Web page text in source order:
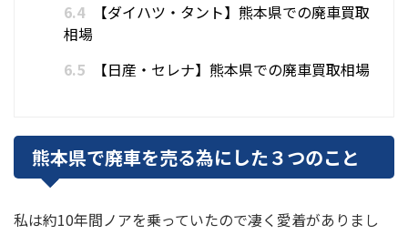
6.4
【ダイハツ・タント】熊本県での廃車買取
相場
6.5
【日産・セレナ】熊本県での廃車買取相場
熊本県で廃車を売る為にした３つのこと
私は約10年間ノアを乗っていたので凄く愛着がありまし